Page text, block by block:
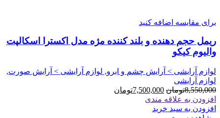
برای مقایسه اضافه کنید
ریمل حجم دهنده و بلند کننده مژه مدل اکسترا اسکالپت
والیوم کیکو
لوازم آرایشی > آرایش چشم و ابرو, لوازم آرایشی > آرایش صورت,
لوازم آرایشی
8,550,000تومان قیمت
اصلی
7,500,000تومان
افزودن به علاقه مندی
افزودن به سبد خرید